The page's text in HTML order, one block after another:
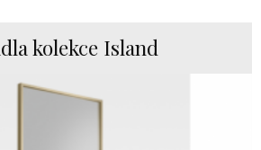
kolekce Island